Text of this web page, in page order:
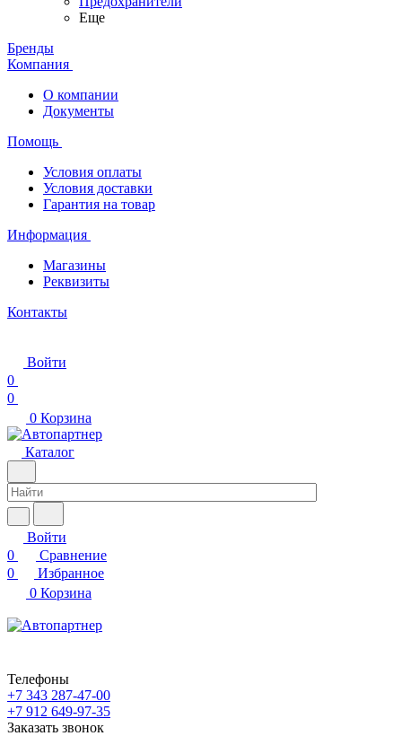
Еще
Бренды
Компания
О компании
Документы
Помощь
Условия оплаты
Условия доставки
Гарантия на товар
Информация
Магазины
Реквизиты
Контакты
Войти
0
0
0 Корзина
Каталог
Войти
0
Сравнение
0
Избранное
0 Корзина
Телефоны
+7 343 287-47-00
+7 912 649-97-35
Заказать звонок